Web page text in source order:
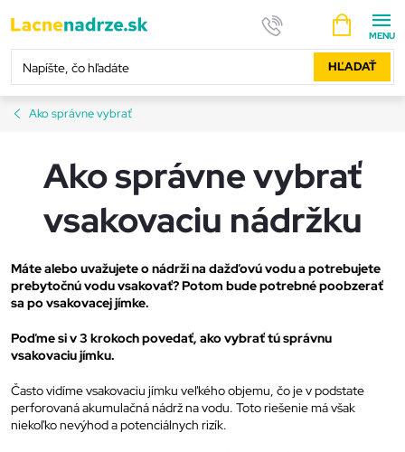
na
obsah
HĽADAŤ
NÁKUPNÝ
KOŠÍK
Ako správne vybrať
Ako správne vybrať
vsakovaciu nádržku
Máte alebo uvažujete o nádrži na dažďovú vodu a potrebujete
prebytočnú vodu vsakovať? Potom bude potrebné poobzerať
sa po vsakovacej jímke.
Poďme si v 3 krokoch povedať, ako vybrať tú správnu
vsakovaciu jímku.
Často vidíme vsakovaciu jímku veľkého objemu, čo je v podstate
perforovaná akumulačná nádrž na vodu. Toto riešenie má však
niekoľko nevýhod a potenciálnych rizík.